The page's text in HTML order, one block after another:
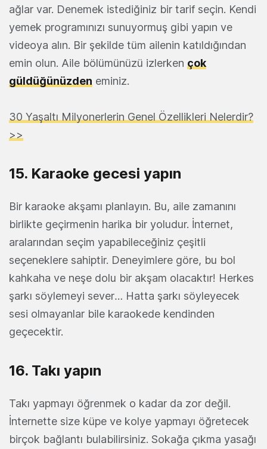
ağlar var. Denemek istediğiniz bir tarif seçin. Kendi
yemek programınızı sunuyormuş gibi yapın ve
videoya alın. Bir şekilde tüm ailenin katıldığından
emin olun. Aile bölümünüzü izlerken çok
güldüğünüzden eminiz.
30 Yaşaltı Milyonerlerin Genel Özellikleri Nelerdir?
>>
15. Karaoke gecesi yapın
Bir karaoke akşamı planlayın. Bu, aile zamanını
birlikte geçirmenin harika bir yoludur. İnternet,
aralarından seçim yapabileceğiniz çeşitli
seçeneklere sahiptir. Deneyimlere göre, bu bol
kahkaha ve neşe dolu bir akşam olacaktır! Herkes
şarkı söylemeyi sever… Hatta şarkı söyleyecek
sesi olmayanlar bile karaokede kendinden
geçecektir.
16. Takı yapın
Takı yapmayı öğrenmek o kadar da zor değil.
İnternette size küpe ve kolye yapmayı öğretecek
birçok bağlantı bulabilirsiniz. Sokağa çıkma yasağı